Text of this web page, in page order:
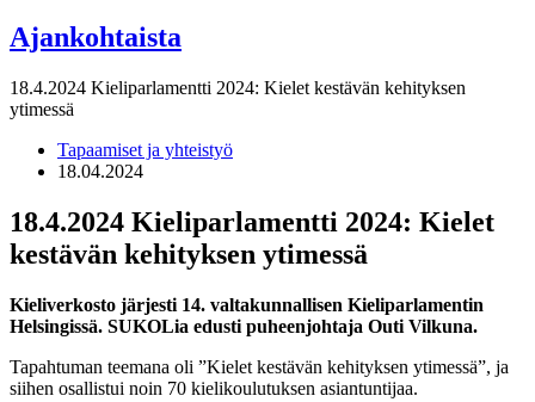
Ajankohtaista
18.4.2024 Kieliparlamentti 2024: Kielet kestävän kehityksen
ytimessä
Tapaamiset ja yhteistyö
18.04.2024
18.4.2024 Kieliparlamentti 2024: Kielet
kestävän kehityksen ytimessä
Kieliverkosto järjesti 14. valtakunnallisen Kieliparlamentin
Helsingissä. SUKOLia edusti puheenjohtaja Outi Vilkuna.
Tapahtuman teemana oli ”Kielet kestävän kehityksen ytimessä”, ja
siihen osallistui noin 70 kielikoulutuksen asiantuntijaa.